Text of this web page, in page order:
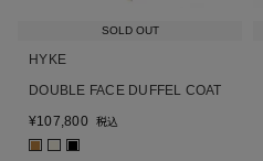
SOLD OUT
HYKE
DOUBLE FACE DUFFEL COAT
¥107,800 税込